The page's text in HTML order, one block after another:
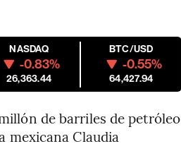
NASDAQ
-0.83%
26,363.44
BTC/USD
-0.55%
64,427.94
de barriles de petróleo
mexicana Claudia